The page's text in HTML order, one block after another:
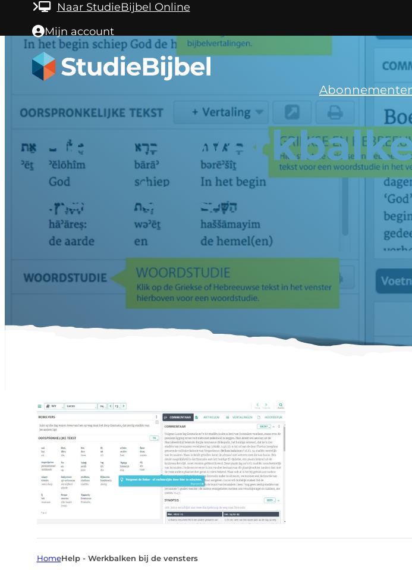
Ga naar hoofdinhoud Ga naar voettekst
Naar StudieBijbel Online
Mijn account
Help –
vensters
HomeHelp - Werkbalken bij de vensters